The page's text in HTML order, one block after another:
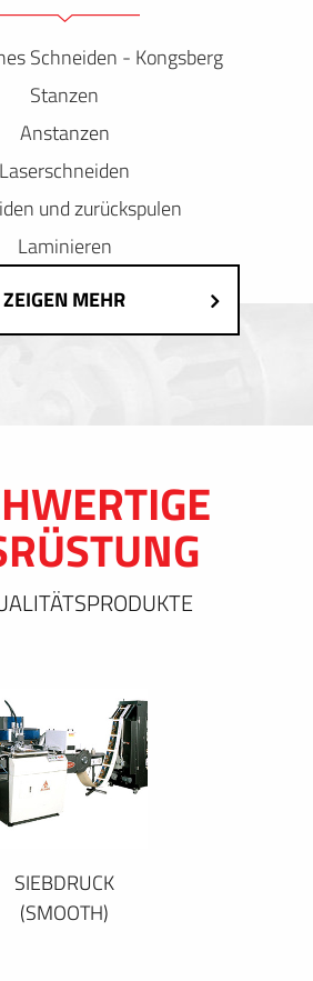
Schneiden - Kongsberg
Stanzen
Anstanzen
Laserschneiden
und zurückspulen
Laminieren
ZEIGEN MEHR
SIEBDRUCK
(SMOOTH)